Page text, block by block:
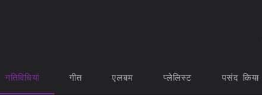
गतिविधियां गीत एलबम प्लेलिस्ट पसंद किया